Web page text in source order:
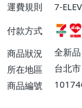
運費規則
7-
或消
不付
運費
費】
付款方式
商品狀況
全新品
所在地區
台北市
商品編號